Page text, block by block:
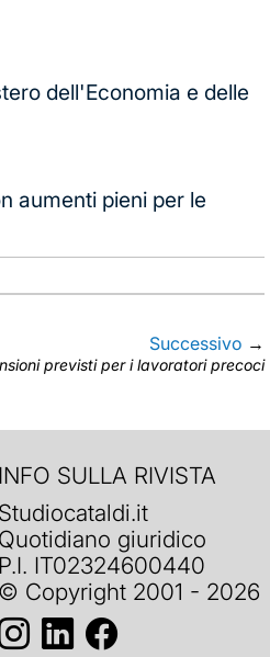
dell'Economia e delle
aumenti pieni per le
Successivo →
previsti per i lavoratori precoci
INFO SULLA RIVISTA
Studiocataldi.it
Quotidiano giuridico
P.I. IT02324600440
© Copyright 2001 - 2026